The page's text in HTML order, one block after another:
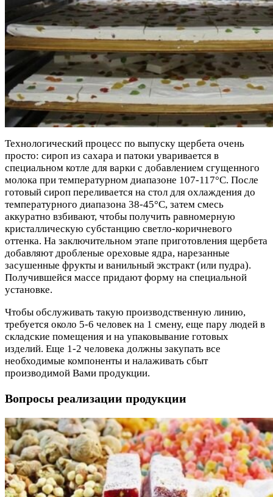
Технологический процесс по выпуску щербета очень
просто: сироп из сахара и патоки уваривается в
специальном котле для варки с добавлением сгущенного
молока при температурном диапазоне 107-117°С. После
готовый сироп переливается на стол для охлаждения до
температурного диапазона 38-45°С, затем смесь
аккуратно взбивают, чтобы получить равномерную
кристаллическую субстанцию светло-коричневого
оттенка. На заключительном этапе приготовления щербета
добавляют дробленые ореховые ядра, нарезанные
засушенные фрукты и ванильный экстракт (или пудра).
Получившейся массе придают форму на специальной
установке.
Чтобы обслуживать такую производственную линию,
требуется около 5-6 человек на 1 смену, еще пару людей в
складские помещения и на упаковывание готовых
изделий. Еще 1-2 человека должны закупать все
необходимые компоненты и налаживать сбыт
производимой Вами продукции.
Вопросы реализации продукции